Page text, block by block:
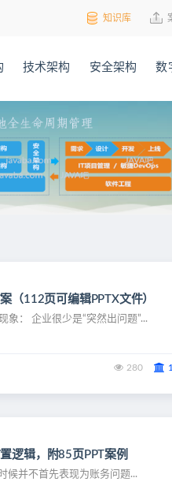
知识库
技术架构 安全架构 数
（112页可编辑PPTX文件）
： 企业很少是“突然出问题”...
280
逻辑，附85页PPT案例
候并不首先表现为账务问题...